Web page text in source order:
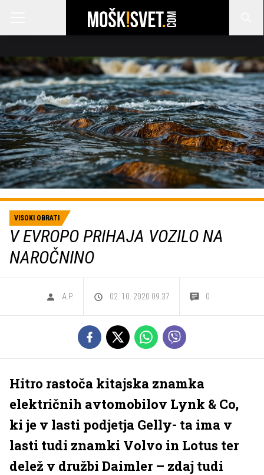
VISOKI OBRATI
V EVROPO PRIHAJA VOZILO NA
NAROČNINO
A.P. 02. 10. 2020 09.37 0
Hitro rastoča kitajska znamka
električnih avtomobilov Lynk & Co,
ki je v lasti podjetja Gelly- ta ima v
lasti tudi znamki Volvo in Lotus ter
delež v družbi Daimler – zdaj tudi